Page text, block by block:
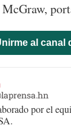
al canal
por el